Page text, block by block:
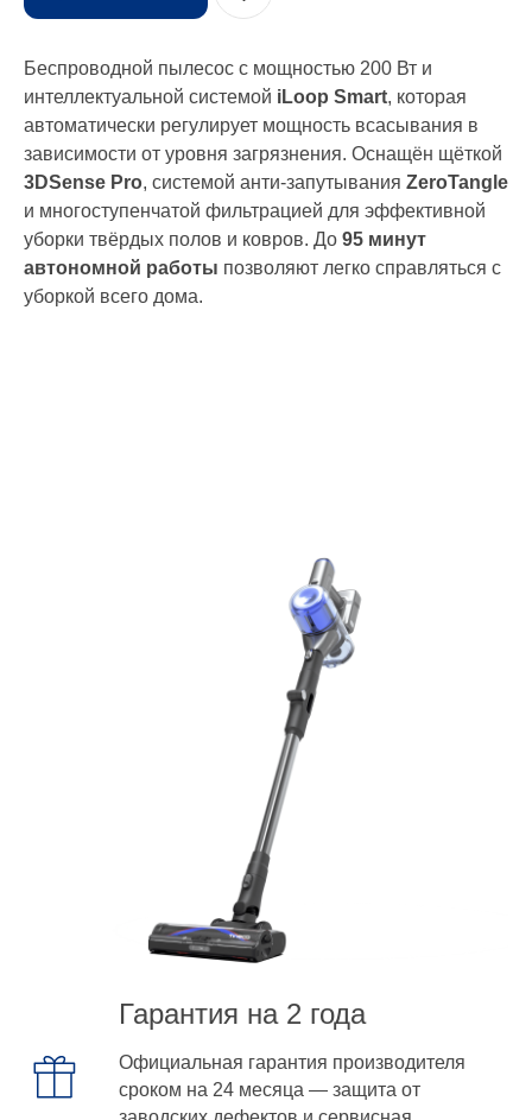
Беспроводной пылесос с мощностью 200 Вт и
интеллектуальной системой iLoop Smart, которая
автоматически регулирует мощность всасывания в
зависимости от уровня загрязнения. Оснащён щёткой
3DSense Pro, системой анти-запутывания ZeroTangle
и многоступенчатой фильтрацией для эффективной
уборки твёрдых полов и ковров. До 95 минут
автономной работы позволяют легко справляться с
уборкой всего дома.
Гарантия на 2 года
Официальная гарантия производителя
сроком на 24 месяца — защита от